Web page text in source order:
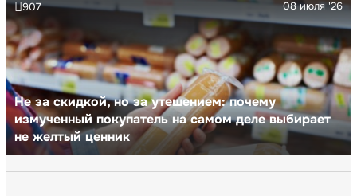
Не за скидкой, но за утешением: почему
измученный покупатель на самом деле выбирает
не желтый ценник
08 июля '26
907